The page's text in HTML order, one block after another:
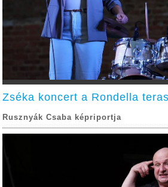
Zséka koncert a Rondella
Rusznyák Csaba képriportja